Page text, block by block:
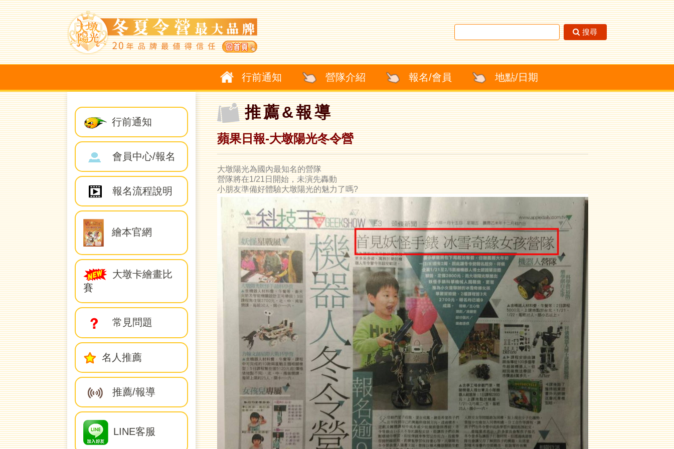
搜尋
行前通知 營隊介紹 報名/會員 地點/日期
行前通知
會員中心/報名
報名流程說明
繪本官網
大墩卡繪畫比
賽
常見問題
名人推薦
推薦/報導
LINE客服
推薦&報導
蘋果日報-大墩陽光冬令營
大墩陽光為國內最知名的營隊
營隊將在1/21日開始，未演先轟動
小朋友準備好體驗大墩陽光的魅力了嗎?